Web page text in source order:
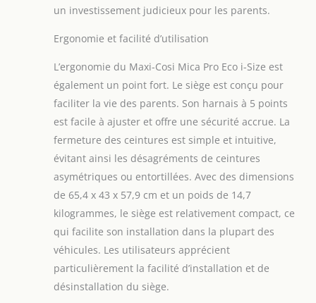
un investissement judicieux pour les parents.
Ergonomie et facilité d’utilisation
L’ergonomie du Maxi-Cosi Mica Pro Eco i-Size est
également un point fort. Le siège est conçu pour
faciliter la vie des parents. Son harnais à 5 points
est facile à ajuster et offre une sécurité accrue. La
fermeture des ceintures est simple et intuitive,
évitant ainsi les désagréments de ceintures
asymétriques ou entortillées. Avec des dimensions
de 65,4 x 43 x 57,9 cm et un poids de 14,7
kilogrammes, le siège est relativement compact, ce
qui facilite son installation dans la plupart des
véhicules. Les utilisateurs apprécient
particulièrement la facilité d’installation et de
désinstallation du siège.